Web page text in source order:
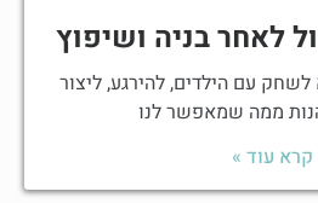
לאחר בניה ושיפוץ
עם הילדים, להירגע, ליצור
ממה שמאפשר לנו
קרא עוד »